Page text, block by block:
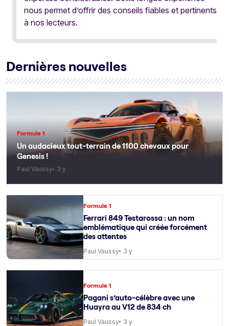
nous permet d’offrir des conseils fiables et pertinents
à nos lecteurs.
Dernières nouvelles
Formule 1
Un audacieux tout-terrain de 1100 chevaux pour
Genesis !
Paul Vaussy 3 y
Formule 1
Ferrari 849 Testarossa : un nom
emblématique qui créée forcément
des attentes
Paul Vaussy 3 y
Formule 1
Pagani s’auto-célèbre avec une
Huayra au V12 de 834 ch
Paul Vaussy 3 y